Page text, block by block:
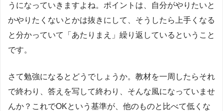
うになっていきますよね。ポイントは、自分がやりたいと
かやりたくないとかは抜きにして、そうしたら上手くなる
と分かっていて「あたりまえ」繰り返しているということ
です。
さて勉強になるとどうでしょうか。教材を一周したらそれ
で終わり、答えを写して終わり、そんな風になっていませ
んか？これでOKという基準が、他のものと比べて低くな